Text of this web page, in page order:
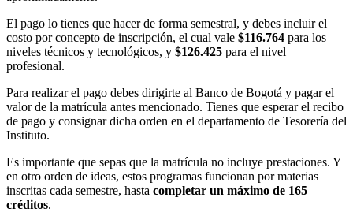
El pago lo tienes que hacer de forma semestral, y debes incluir el
costo por concepto de inscripción, el cual vale $116.764 para los
niveles técnicos y tecnológicos, y $126.425 para el nivel
profesional.
Para realizar el pago debes dirigirte al Banco de Bogotá y pagar el
valor de la matrícula antes mencionado. Tienes que esperar el recibo
de pago y consignar dicha orden en el departamento de Tesorería del
Instituto.
Es importante que sepas que la matrícula no incluye prestaciones. Y
en otro orden de ideas, estos programas funcionan por materias
inscritas cada semestre, hasta completar un máximo de 165
créditos.